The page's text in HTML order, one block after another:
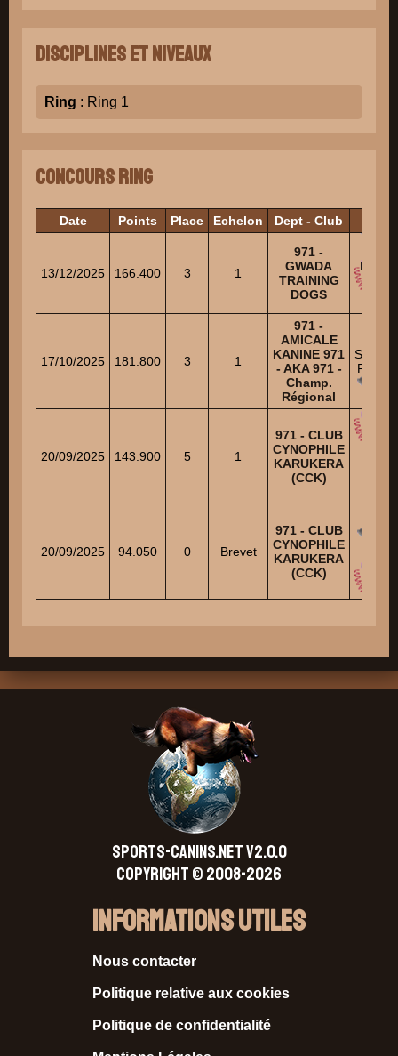
Disciplines et niveaux
Ring : Ring 1
Concours Ring
Date Points Place Echelon Dept - Club
13/12/2025 166.400 3 1
971 -
GWADA
TRAINING
DOGS
17/10/2025 181.800 3 1
971 -
AMICALE
KANINE 971
- AKA 971 -
Champ.
Régional
Pierre-
20/09/2025 143.900 5 1
971 - CLUB
CYNOPHILE
KARUKERA
(CCK)
20/09/2025 94.050 0 Brevet
971 - CLUB
CYNOPHILE
KARUKERA
(CCK)
SPORTS-CANINS.NET V2.0.0
Copyright © 2008-2026
Informations Utiles
Nous contacter
Politique relative aux cookies
Politique de confidentialité